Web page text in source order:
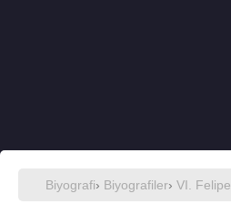
Biyografi› Biyografiler› VI. Felipe